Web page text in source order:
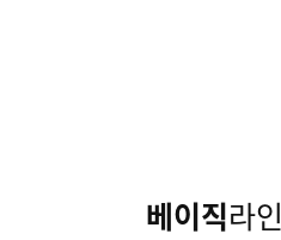
베이직라인